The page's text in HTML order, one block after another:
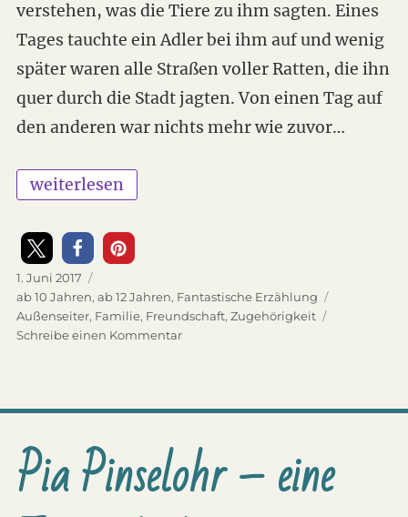
verstehen, was die Tiere zu ihm sagten. Eines
Tages tauchte ein Adler bei ihm auf und wenig
später waren alle Straßen voller Ratten, die ihn
quer durch die Stadt jagten. Von einen Tag auf
den anderen war nichts mehr wie zuvor…
„Animox Band 2 – Das Auge der Schlange“
weiterlesen
Veröffentlicht
am
1. Juni 2017
Kategorien
ab 10 Jahren, ab 12 Jahren, Fantastische Erzählung
Schlagwörter
Außenseiter, Familie, Freundschaft, Zugehörigkeit
Schreibe einen Kommentarzu
–
Auge
der
Schlange
Pia Pinselohr – eine